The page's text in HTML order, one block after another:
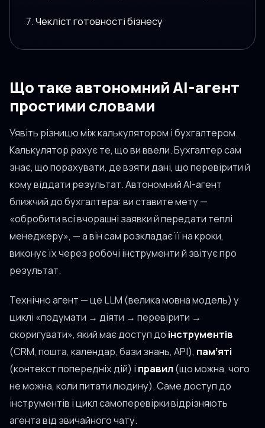
Чекліст готовності бізнесу
Що таке автономний AI-агент
простими словами
Уявіть різницю між калькулятором і бухгалтером.
Калькулятор рахує те, що ви ввели. Бухгалтер сам
знає, що порахувати, де взяти дані, що перевірити й
кому віддати результат. Автономний AI-агент
ближчий до бухгалтера: ви ставите мету —
«обробити всі вчорашні заявки й передати теплі
менеджеру», — а він сам розкладає її на кроки,
виконує їх через робочі інструменти й звітує про
результат.
Технічно агент — це LLM (велика мовна модель) у
циклі «подумати → діяти → перевірити →
скоригувати», який має доступ до інструментів
(CRM, пошта, календар, бази знань, API), памʼяті
(контекст попередніх дій) і правил (що можна, чого
не можна, коли питати людину). Саме доступ до
інструментів і цикл самоперевірки відрізняють
агента від звичайного чату.